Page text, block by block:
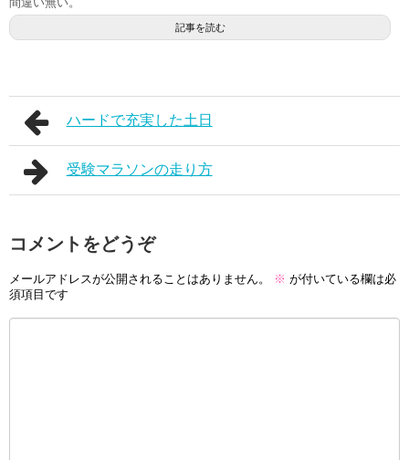
記事を読む
ハードで充実した土日
受験マラソンの走り方
コメントをどうぞ
メールアドレスが公開されることはありません。 ※ が付いている欄は必
須項目です